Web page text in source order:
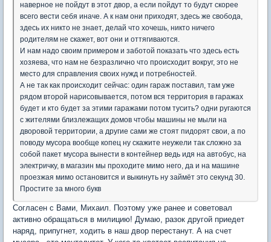
наверное не пойдут в этот двор, а если пойдут то будут скорее
всего вести себя иначе. А к нам они приходят, здесь же свобода,
здесь их никто не знает, делай что хочешь, никто ничего
родителям не скажет, вот они и оттягиваются.
И нам надо своим примером и заботой показать что здесь есть
хозяева, что нам не безразлично что происходит вокруг, это не
место для справления своих нужд и потребностей.
А не так как происходит сейчас: один гараж поставил, там уже
рядом второй нарисовывается, потом вся территория в гаражах
будет и кто будет за этими гаражами потом тусить? одни ругаются
с жителями близлежащих домов чтобы машины не мыли на
дворовой территории, а другие сами же стоят пидорят свои, а по
поводу мусора вообще копец ну скажите неужели так сложно за
собой пакет мусора вынести в контейнер ведь идя на автобус, на
электричку, в магазин мы проходите мимо него, да и на машине
проезжая мимо остановится и выкинуть ну займёт это секунд 30.
Простите за много букв
Согласен с Вами, Михаил. Поэтому уже ранее и советовал
активно обращаться в милицию! Думаю, разок другой приедет
наряд, припугнет, ходить в наш двор перестанут. А на счет